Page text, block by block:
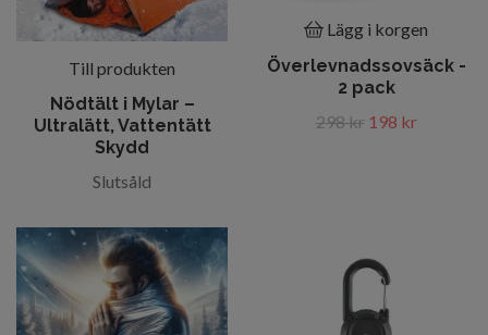
Till produkten
Nödtält i Mylar –
Ultralätt, Vattentätt
Skydd
Slutsåld
Lägg i korgen
Överlevnadssovsäck -
2 pack
298 kr 198 kr